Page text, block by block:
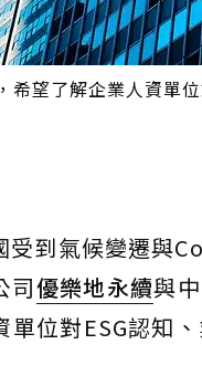
希望了解企業人資
受到氣候變遷與
司優樂地永續與
單位對ESG認知